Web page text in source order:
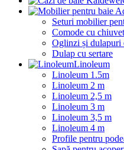
Seturi mobilier
Comode cu
Oglinzi și dulapuri
Dulap cu sertare
Linoleum
Linoleum 1.5m
Linoleum 2 m
Linoleum 2,5 m
Linoleum 3 m
Linoleum 3,5 m
Linoleum 4 m
Profile pentru